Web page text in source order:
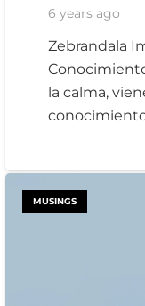
6 years ago
Zebrandala
la calma,
MUSINGS